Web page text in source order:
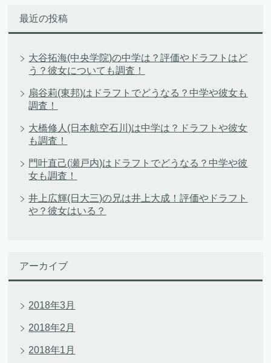
最近の投稿
大谷拓海(中央学院)の中学は？評価やドラフトはど
う？彼女についても調査！
扇谷莉(東邦)はドラフトでどうなる？中学や彼女も
調査！
大橋修人(日本航空石川)は中学は？ドラフトや彼女
も調査！
門叶直己(瀬戸内)はドラフトでどうなる？中学や彼
女も調査！
井上広輝(日大三)の兄は井上大成！評価やドラフト
や？彼女はいる？
アーカイブ
2018年3月
2018年2月
2018年1月